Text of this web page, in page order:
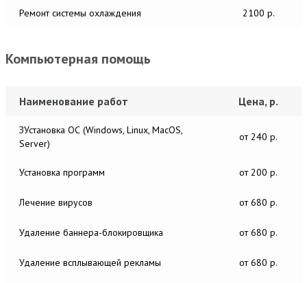
Ремонт системы охлаждения 2100 р.
Компьютерная помощь
Наименование работ Цена, р.
ЗУстановка ОС (Windows, Linux, MacOS,
Server)
от 240 р.
Установка программ от 200 р.
Лечение вирусов от 680 р.
Удаление баннера-блокировщика от 680 р.
Удаление всплывающей рекламы от 680 р.